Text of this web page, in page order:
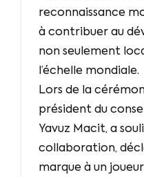
reconnaissance
à contribuer au
non seulement
l’échelle mondiale.
Lors de la
président du
Yavuz Macit, a
collaboration,
marque à un